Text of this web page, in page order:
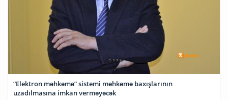
“Elektron məhkəmə” sistemi məhkəmə baxışlarının
uzadılmasına imkan verməyəcək